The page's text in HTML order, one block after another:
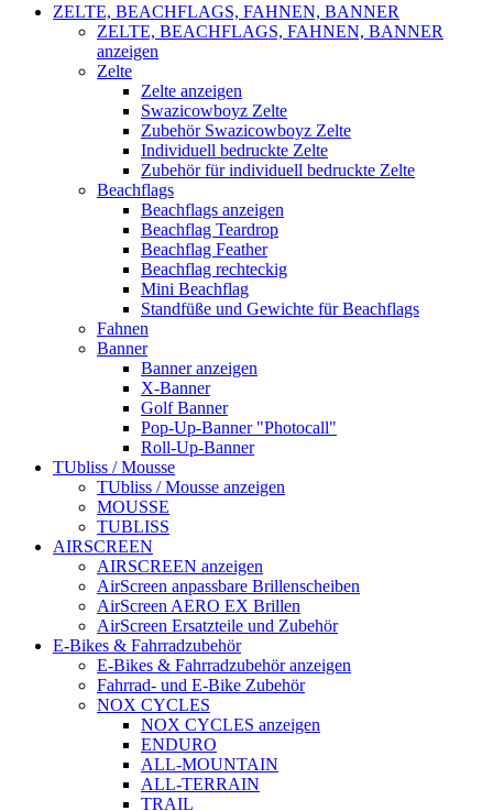
ZELTE, BEACHFLAGS, FAHNEN, BANNER
ZELTE, BEACHFLAGS, FAHNEN, BANNER
anzeigen
Zelte
Zelte anzeigen
Swazicowboyz Zelte
Zubehör Swazicowboyz Zelte
Individuell bedruckte Zelte
Zubehör für individuell bedruckte Zelte
Beachflags
Beachflags anzeigen
Beachflag Teardrop
Beachflag Feather
Beachflag rechteckig
Mini Beachflag
Standfüße und Gewichte für Beachflags
Fahnen
Banner
Banner anzeigen
X-Banner
Golf Banner
Pop-Up-Banner "Photocall"
Roll-Up-Banner
TUbliss / Mousse
TUbliss / Mousse anzeigen
MOUSSE
TUBLISS
AIRSCREEN
AIRSCREEN anzeigen
AirScreen anpassbare Brillenscheiben
AirScreen AERO EX Brillen
AirScreen Ersatzteile und Zubehör
E-Bikes & Fahrradzubehör
E-Bikes & Fahrradzubehör anzeigen
Fahrrad- und E-Bike Zubehör
NOX CYCLES
NOX CYCLES anzeigen
ENDURO
ALL-MOUNTAIN
ALL-TERRAIN
TRAIL